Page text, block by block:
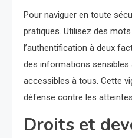
Pour naviguer en toute
pratiques. Utilisez des
l’authentification à deux
des informations
accessibles à tous. Cette
défense contre les
Droits et